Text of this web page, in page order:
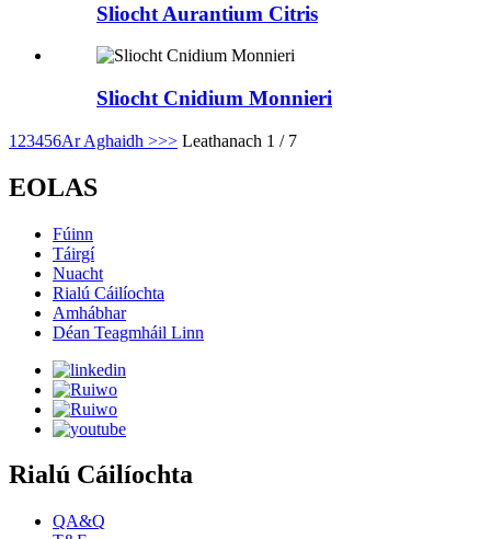
Sliocht Aurantium Citris
Sliocht Cnidium Monnieri
1 23456Ar Aghaidh >>> Leathanach 1 / 7
EOLAS
Fúinn
Táirgí
Nuacht
Rialú Cáilíochta
Amhábhar
Déan Teagmháil Linn
Rialú Cáilíochta
QA&Q